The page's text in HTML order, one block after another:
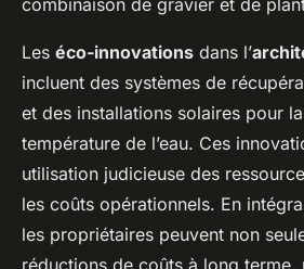
combinaison de gravier et de
Les éco-innovations dans l’
incluent des systèmes de
et des installations solaires pour
température de l’eau. Ces
utilisation judicieuse des
les coûts opérationnels. En
les propriétaires peuvent non